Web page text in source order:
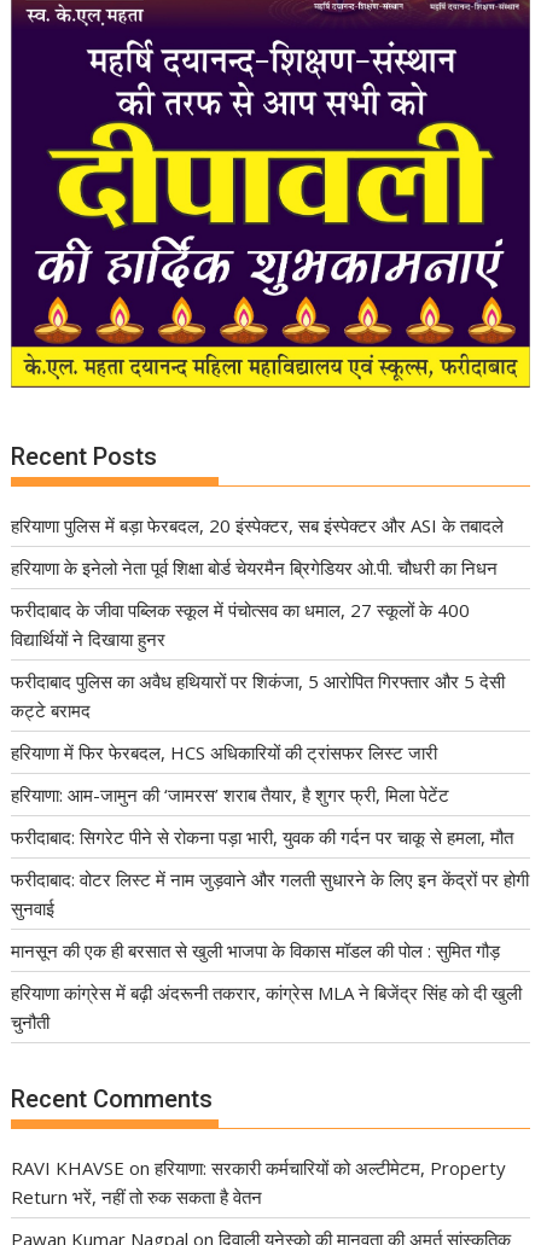
Recent Posts
हरियाणा पुलिस में बड़ा फेरबदल, 20 इंस्पेक्टर, सब इंस्पेक्टर और ASI के तबादले
हरियाणा के इनेलो नेता पूर्व शिक्षा बोर्ड चेयरमैन ब्रिगेडियर ओ.पी. चौधरी का निधन
फरीदाबाद के जीवा पब्लिक स्कूल में पंचोत्सव का धमाल, 27 स्कूलों के 400
विद्यार्थियों ने दिखाया हुनर
फरीदाबाद पुलिस का अवैध हथियारों पर शिकंजा, 5 आरोपित गिरफ्तार और 5 देसी
कट्टे बरामद
हरियाणा में फिर फेरबदल, HCS अधिकारियों की ट्रांसफर लिस्ट जारी
हरियाणा: आम-जामुन की ‘जामरस’ शराब तैयार, है शुगर फ्री, मिला पेटेंट
फरीदाबाद: सिगरेट पीने से रोकना पड़ा भारी, युवक की गर्दन पर चाकू से हमला, मौत
फरीदाबाद: वोटर लिस्ट में नाम जुड़वाने और गलती सुधारने के लिए इन केंद्रों पर होगी
सुनवाई
मानसून की एक ही बरसात से खुली भाजपा के विकास मॉडल की पोल : सुमित गौड़
हरियाणा कांग्रेस में बढ़ी अंदरूनी तकरार, कांग्रेस MLA ने बिजेंद्र सिंह को दी खुली
चुनौती
Recent Comments
RAVI KHAVSE onहरियाणा: सरकारी कर्मचारियों को अल्टीमेटम, Property
Return भरें, नहीं तो रुक सकता है वेतन
Pawan Kumar Nagpal onदिवाली यूनेस्को की मानवता की अमूर्त सांस्कृतिक